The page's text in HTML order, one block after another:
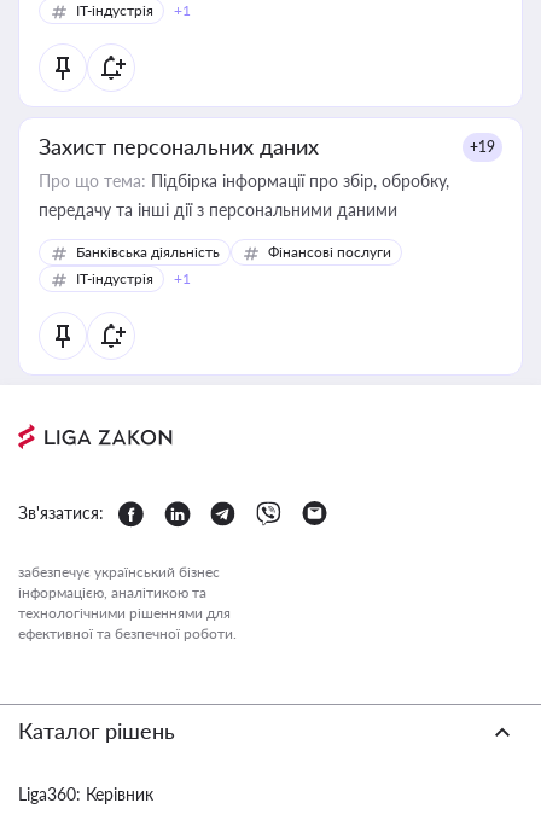
IT-індустрія
+1
Захист персональних даних +19
Про що тема: Підбірка інформації про збір, обробку,
передачу та інші дії з персональними даними
Банківська діяльність
Фінансові послуги
IT-індустрія
+1
Зв'язатися:
забезпечує український бізнес
інформацією, аналітикою та
технологічними рішеннями для
ефективної та безпечної роботи.
Каталог рішень
Liga360: Керівник